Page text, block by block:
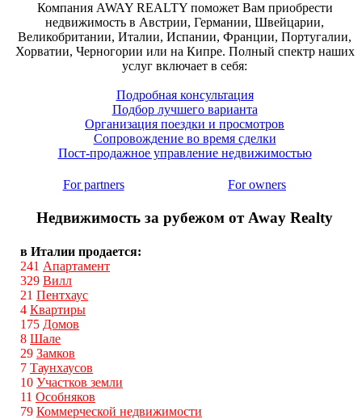
Компания AWAY REALTY поможет Вам приобрести
недвижимость в Австрии, Германии, Швейцарии,
Великобритании, Италии, Испании, Франции, Португалии,
Хорватии, Черногории или на Кипре. Полный спектр наших
услуг включает в себя:
Подробная консультация
Подбор лучшего варианта
Организация поездки и просмотров
Сопровождение во время сделки
Пост-продажное управление недвижимостью
For partners For owners
Недвижимость за рубежом от Away Realty
в Италии продается:
241 Апартамент
329 Вилл
21 Пентхаус
4 Квартиры
175 Домов
8 Шале
29 Замков
7 Таунхаусов
10 Участков земли
11 Особняков
79 Коммерческой недвижимости